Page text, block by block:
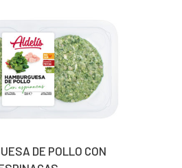
DE POLLO CON